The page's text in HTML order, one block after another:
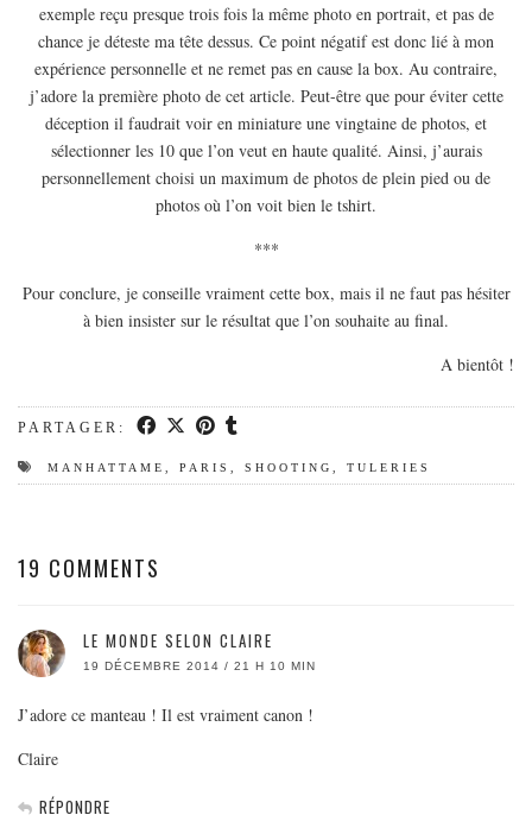
exemple reçu presque trois fois la même photo en portrait, et pas de
chance je déteste ma tête dessus. Ce point négatif est donc lié à mon
expérience personnelle et ne remet pas en cause la box. Au contraire,
j’adore la première photo de cet article. Peut-être que pour éviter cette
déception il faudrait voir en miniature une vingtaine de photos, et
sélectionner les 10 que l’on veut en haute qualité. Ainsi, j’aurais
personnellement choisi un maximum de photos de plein pied ou de
photos où l’on voit bien le tshirt.
***
Pour conclure, je conseille vraiment cette box, mais il ne faut pas hésiter
à bien insister sur le résultat que l’on souhaite au final.
A bientôt !
PARTAGER:
MANHATTAME PARIS SHOOTING TULERIES
19 COMMENTS
LE MONDE SELON CLAIRE
19 DÉCEMBRE 2014 / 21 H 10 MIN
J’adore ce manteau ! Il est vraiment canon !
Claire
RÉPONDRE